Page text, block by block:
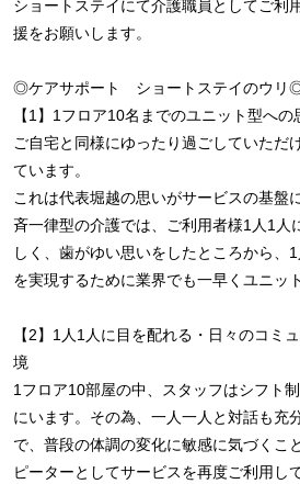
ショートステイにて介護職員としてご利
援をお願いします。
◎ケアサポート ショートステイのウリ
【1】1フロア10名までのユニット型への
ご自宅と同様にゆったり過ごしていただ
ています。
これは代表堀越の思いがサービスの基盤
斉一律型の介護では、ご利用者様1人1人
しく、歯がゆい思いをしたところから、
を実現するために業界でも一早くユニッ
【2】1人1人に目を配れる・日々のコミ
境
1フロア10部屋の中、スタッフはシフト
にいます。その為、一人一人と対話も充
で、普段の体調の変化に敏感に気づくこ
ピーターとしてサービスを再度ご利用し